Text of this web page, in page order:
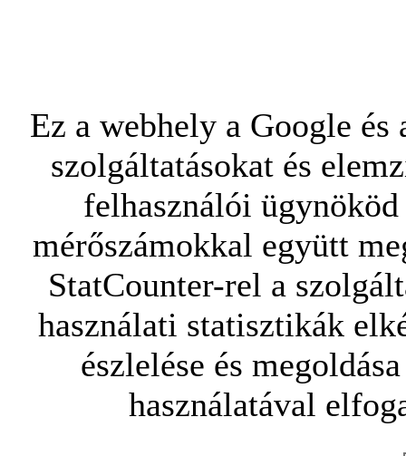
Ez a webhely a Google
szolgáltatásokat és
felhasználói
mérőszámokkal együtt
StatCounter-rel a
használati statisztikák
észlelése és
használatával